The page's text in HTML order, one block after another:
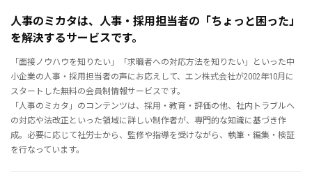
人事のミカタは、人事・採用担当者の「ちょっと困った」
を解決するサービスです。
「面接ノウハウを知りたい」「求職者への対応方法を知りたい」といった中
小企業の人事・採用担当者の声にお応えして、エン株式会社が2002年10月に
スタートした無料の会員制情報サービスです。
「人事のミカタ」のコンテンツは、採用・教育・評価の他、社内トラブルへ
の対応や法改正といった領域に詳しい制作者が、専門的な知識に基づき作
成。必要に応じて社労士から、監修や指導を受けながら、執筆・編集・検証
を行なっています。